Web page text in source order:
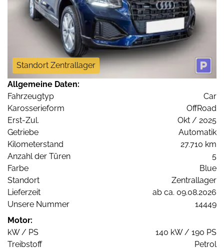
Standort Zentrallager
Allgemeine Daten:
Fahrzeugtyp
Car
Karosserieform
OffRoad
Erst-Zul.
Okt / 2025
Getriebe
Automatik
Kilometerstand
27.710 km
Anzahl der Türen
5
Farbe
Blue
Standort
Zentrallager
Lieferzeit
ab ca. 09.08.2026
Unsere Nummer
14449
Motor:
kW / PS
140 kW / 190 PS
Treibstoff
Petrol